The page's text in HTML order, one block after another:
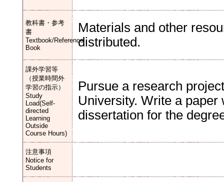
教科書・参考
書
Textbook/Reference
Book
Materials and other
distributed.
課外学習等
（授業時間外
学習の指示）
Study
Load(Self-
directed
Learning
Outside
Course Hours)
Pursue a research
University. Write a
dissertation for the
注意事項
Notice for
Students